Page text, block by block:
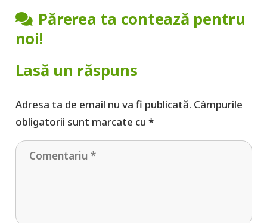
Părerea ta contează pentru
noi!
Lasă un răspuns
Adresa ta de email nu va fi publicată. Câmpurile
obligatorii sunt marcate cu *